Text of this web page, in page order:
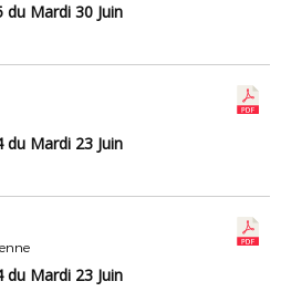
Mardi 30 Juin
Mardi 23 Juin
Mardi 23 Juin